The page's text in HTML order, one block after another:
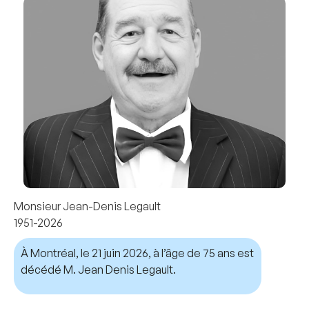
Monsieur Jean-Denis Legault
1951-2026
À Montréal, le 21 juin 2026, à l’âge de 75 ans est
décédé M. Jean Denis Legault.